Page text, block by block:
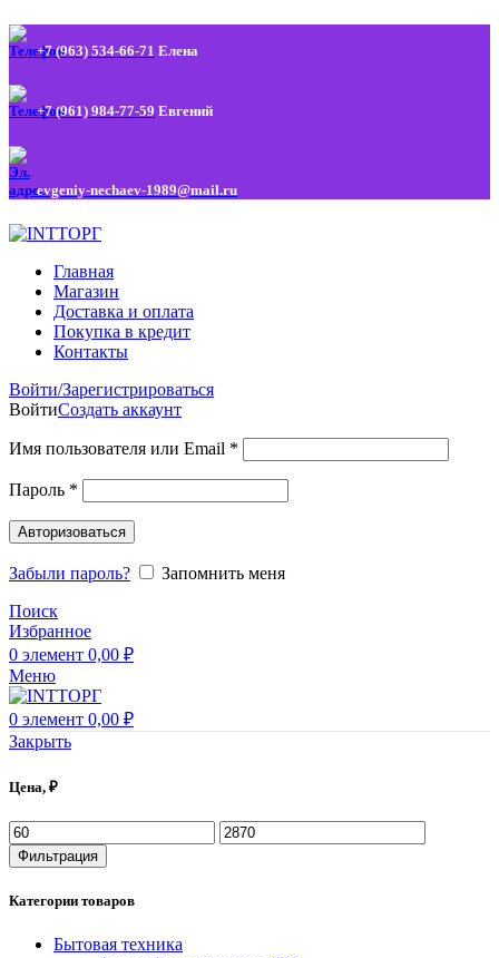
+7 (963) 534-66-71 Елена
+7 (961) 984-77-59 Евгений
evgeniy-nechaev-1989@mail.ru
Главная
Магазин
Доставка и оплата
Покупка в кредит
Контакты
Войти/Зарегистрироваться
ВойтиСоздать аккаунт
Имя пользователя или Email *
Пароль *
Авторизоваться
Забыли пароль?
Запомнить меня
Поиск
Избранное
0 элемент 0,00 ₽
Меню
0 элемент 0,00 ₽
Закрыть
Цена, ₽
Фильтрация
Категории товаров
Бытовая техника